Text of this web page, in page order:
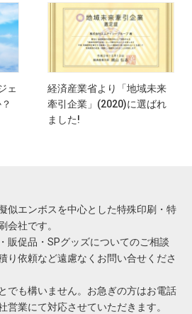
ェ
経済産業省より「地域未来
牽引企業」(2020)に選ばれ
ました!
似エンボスを中心とした特殊印刷・特
会社です。
販促品・SPグッズについてのご相談
り依頼など遠慮なくお問い合せくださ
でも構いません。お急ぎの方はお電話
営業にて対応させていただきます。